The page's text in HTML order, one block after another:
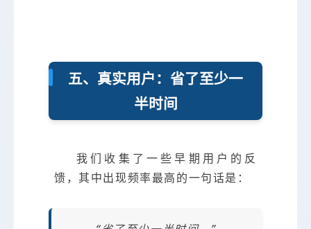
五、真实用户：省了至少一
半时间
我们收集了一些早期用户的反
馈，其中出现频率最高的一句话是：